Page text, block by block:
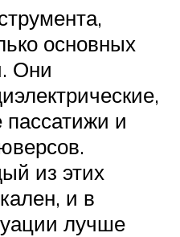
основных
Они
и
из этих
и в
лучше